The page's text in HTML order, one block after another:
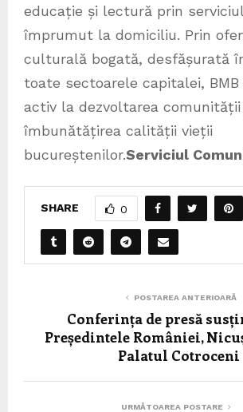
educație și lectură prin
împrumut la domiciliu. Prin
culturală bogată, desfășurată
toate sectoarele capitalei,
activ la dezvoltarea
îmbunătățirea calității vieții
bucureștenilor.Serviciul
SHARE 0
POSTAREA ANTERIOARĂ
Conferința de presă
Președintele României,
Palatul Cotroceni
URMĂTOAREA POSTARE